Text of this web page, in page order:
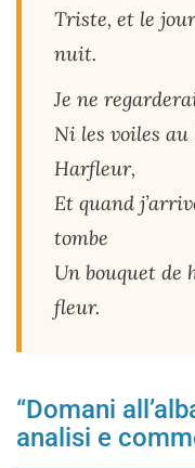
Triste, et le
nuit.
Je ne
Ni les voiles
Harfleur,
Et quand
tombe
Un bouquet de
fleur.
“Domani
analisi e